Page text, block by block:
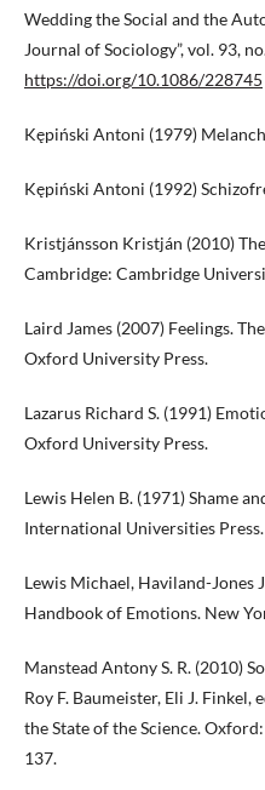
Wedding the Social and the
Journal of Sociology”, vol. 93,
https://doi.org/10.1086/228745
Kępiński Antoni (1979)
Kępiński Antoni (1992)
Kristjánsson Kristján (2010)
Cambridge: Cambridge
Laird James (2007) Feelings.
Oxford University Press.
Lazarus Richard S. (1991)
Oxford University Press.
Lewis Helen B. (1971) Shame
International Universities Press.
Lewis Michael, Haviland-Jones
Handbook of Emotions. New
Manstead Antony S. R. (2010)
Roy F. Baumeister, Eli J. Finkel,
the State of the Science.
137.